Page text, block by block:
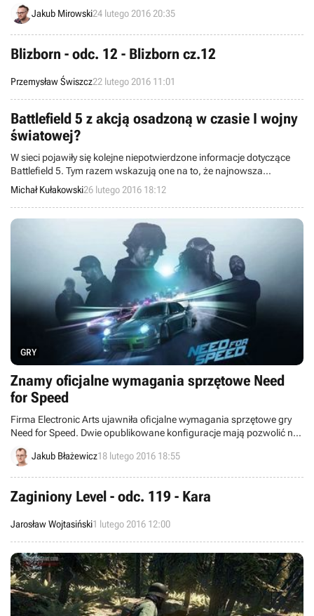
IV: Black Flag. Jak dotąd żadna z firm nie skomentowała oficjalnie
zaistniałej sytuacji.
Jakub Mirowski24 lutego 2016 20:35
Blizborn - odc. 12 - Blizborn cz.12
Przemysław Świszcz22 lutego 2016 11:01
Battlefield 5 z akcją osadzoną w czasie I wojny
światowej?
W sieci pojawiły się kolejne niepotwierdzone informacje dotyczące
Battlefield 5. Tym razem wskazują one na to, że najnowsza
produkcja studia DICE będzie osadzona w czasach I wojny
światowej. Zaprzecza to jednak wcześniejszym nieoficjalnym
doniesieniom o grze, mówiącym o dalekiej lub bliskiej przyszłości.
Michał Kułakowski26 lutego 2016 18:12
GRY
Znamy oficjalne wymagania sprzętowe Need
for Speed
Firma Electronic Arts ujawniła oficjalne wymagania sprzętowe gry
Need for Speed. Dwie opublikowane konfiguracje mają pozwolić na
uruchomienie gry na najniższych oraz na wysokich ustawieniach
graficznych.
Jakub Błażewicz18 lutego 2016 18:55
Zaginiony Level - odc. 119 - Kara
Jarosław Wojtasiński1 lutego 2016 12:00